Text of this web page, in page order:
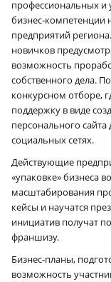
профессиональных и
бизнес-компетенции
предприятий
новичков
возможность
собственного дела.
конкурсном отборе,
поддержку в виде
персонального
социальных сетях.
Действующие
«упаковке» бизнеса
масштабирования
кейсы и научатся
инициатив получат
франшизу.
Бизнес-планы,
возможность